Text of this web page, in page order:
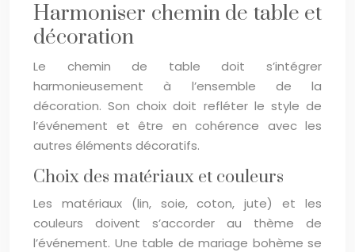
Harmoniser chemin de table et
décoration
Le chemin de table doit s’intégrer
harmonieusement à l’ensemble de la
décoration. Son choix doit refléter le style de
l’événement et être en cohérence avec les
autres éléments décoratifs.
Choix des matériaux et couleurs
Les matériaux (lin, soie, coton, jute) et les
couleurs doivent s’accorder au thème de
l’événement. Une table de mariage bohème se